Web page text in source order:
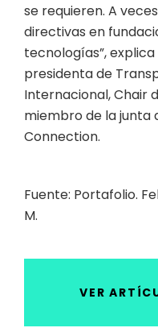
se requieren. A
directivas en
tecnologías”,
presidenta de
Internacional, Chair
miembro de la junta
Connection.
Fuente: Portafolio.
M.
VER